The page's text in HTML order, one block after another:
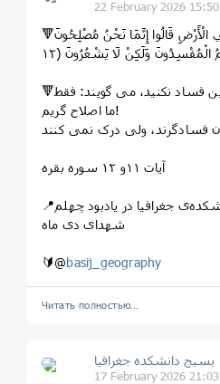
22 February 2026 15:50
🔻وَإِذَا قِيلَ لَهُمْ لَا تُفْسِدُوا فِي الْأَرْضِ قَالُوا إِنَّمَا نَحْنُ مُصْلِحُونَ
🔻چون به آنان گویند: در زمین فساد نکنید، می گویند: فقط
ما اصلاح گریم!
آیات ۱۱و ۱۲ سوره بقره
📍برد بسیج دانشجویی دانشکده‌ی جغرافیا در یادبود چهلم
شهدای دی ماه
🔰@basij_geography
Читать полностью…
بسیج دانشکده‌ جغرافیا
17 February 2026 21:03